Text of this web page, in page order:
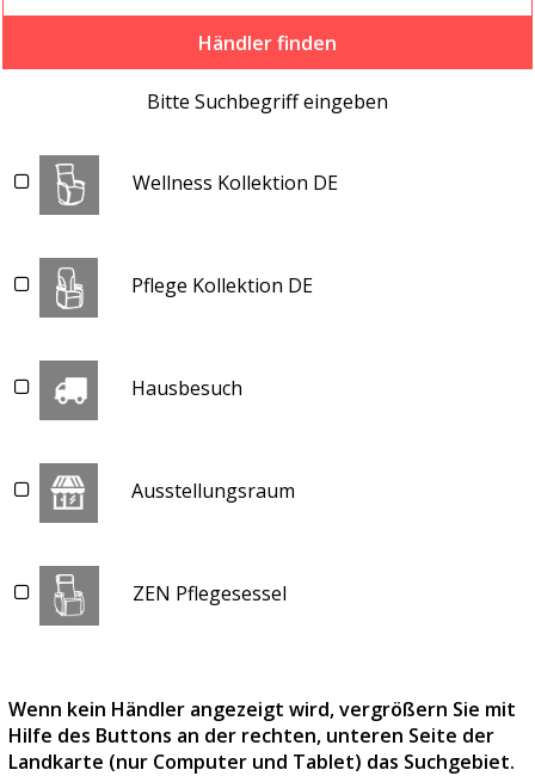
Händler finden
Bitte Suchbegriff eingeben
Wellness Kollektion DE
Pflege Kollektion DE
Hausbesuch
Ausstellungsraum
ZEN Pflegesessel
Wenn kein Händler angezeigt wird, vergrößern Sie mit
Hilfe des Buttons an der rechten, unteren Seite der
Landkarte (nur Computer und Tablet) das Suchgebiet.